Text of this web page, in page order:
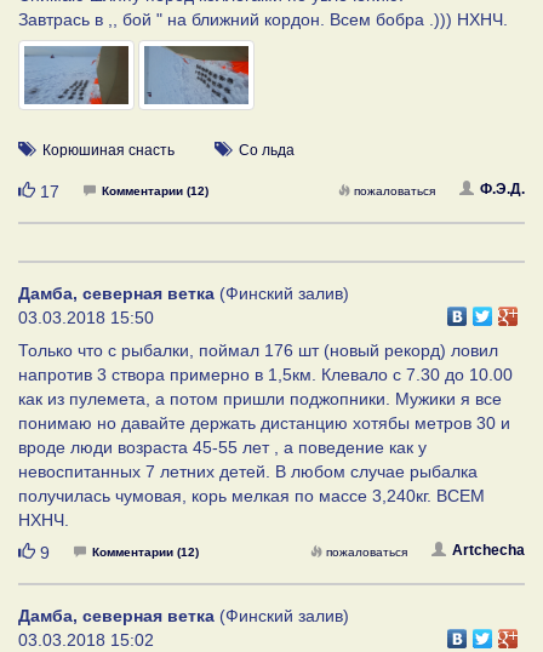
Завтрась в ,, бой " на ближний кордон. Всем бобра .))) НХНЧ.
Корюшиная снасть Со льда
Нравится
17 Комментарии (12) Ф.Э.Д.
пожаловаться
Дамба, северная ветка (Финский залив)
03.03.2018 15:50
Только что с рыбалки, поймал 176 шт (новый рекорд) ловил
напротив 3 створа примерно в 1,5км. Клевало с 7.30 до 10.00
как из пулемета, а потом пришли поджопники. Мужики я все
понимаю но давайте держать дистанцию хотябы метров 30 и
вроде люди возраста 45-55 лет , а поведение как у
невоспитанных 7 летних детей. В любом случае рыбалка
получилась чумовая, корь мелкая по массе 3,240кг. ВСЕМ
НХНЧ.
Нравится
9 Комментарии (12) Artchecha
пожаловаться
Дамба, северная ветка (Финский залив)
03.03.2018 15:02